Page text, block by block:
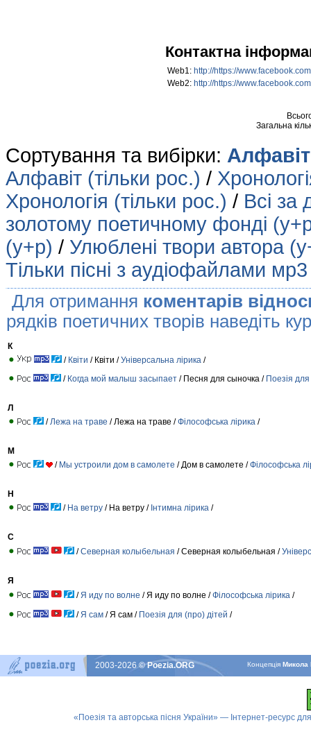
Контактна
Web1: http://https://
Web2: http://https://
Загальна
Сортування та вибірки:
Алфавіт (тільки рос.) /
Хронологія (тільки рос.) / Всі за
золотому поетичному фонді
(у+р) / Улюблені твори автора
Тільки пісні з аудіофайлами
Для отримання коментарів
рядків поетичних творів наведіть
К
/ Квіти / Квіти /Універсальна лірика /
/ Когда мой малыш засыпает / Песня для сыночка / Поезія
Л
/ Лежа на траве / Лежа на траве /Філософська лірика /
М
/ Мы устроили дом в самолете / Дом в самолете /Філософська
Н
/ На ветру / На ветру / Інтимна лірика /
С
/Северная колыбельная / Северная колыбельная /
Я
/ Я иду по волне / Я иду по волне /Філософська лірика /
/ Я сам / Я сам / Поезія для (про) дітей /
КонцепцiяМикола
2003-2026© Poezia.ORG
«Поезія та авторська пісня України» — Інтернет-ресурс